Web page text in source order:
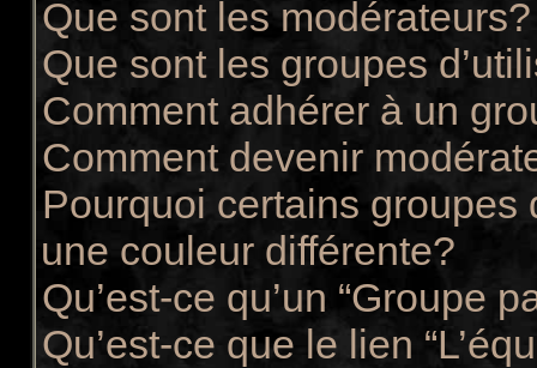
Que sont les modérateurs?
Que sont les groupes
Comment adhérer à un
Comment devenir
Pourquoi certains groupes
une couleur différente?
Qu’est-ce qu’un “Groupe
Qu’est-ce que le lien